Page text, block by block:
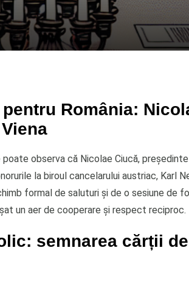
România:
observa că Nicolae Ciucă,
la biroul cancelarului austriac, Karl
formal de saluturi și de o sesiune de
un aer de cooperare și respect reciproc.
semnarea cărții de